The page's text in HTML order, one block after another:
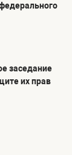
заседание
их прав